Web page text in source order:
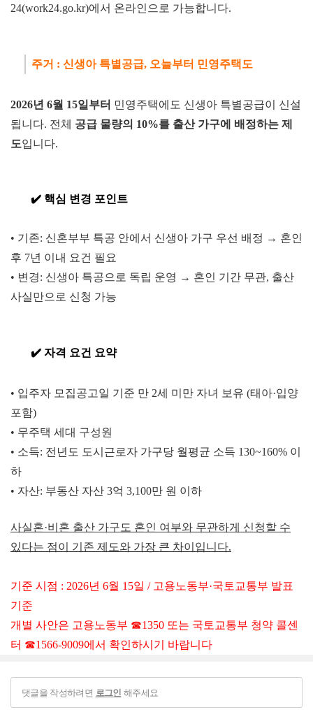
24(work24.go.kr)에서 온라인으로 가능합니다.
주거 : 신생아 특별공급, 오늘부터 민영주택도
2026년 6월 15일 부터 민영주택에도 신생아 특별공급이 신설
됩니다. 전체 공급 물량의 10%를 출산 가구에 배정하는 제
도입니다.
✔️ 핵심 변경 포인트
• 기존: 신혼부부 특공 안에서 신생아 가구 우선 배정 → 혼인
후 7년 이내 요건 필요
• 변경: 신생아 특공으로 독립 운영 → 혼인 기간 무관, 출산
사실만으로 신청 가능
✔️ 자격 요건 요약
• 입주자 모집공고일 기준 만 2세 미만 자녀 보유 (태아·입양
포함)
• 무주택 세대 구성원
• 소득: 전년도 도시근로자 가구당 월평균 소득 130~160% 이
하
• 자산: 부동산 자산 3억 3,100만 원 이하
사실혼·비혼 출산 가구도 혼인 여부와 무관하게 신청할 수
있다는 점이 기존 제도와 가장 큰 차이입니다.
기준 시점 : 2026년 6월 15일 / 고용노동부·국토교통부 발표
기준
개별 사안은 고용노동부 ☎1350 또는 국토교통부 청약 콜센
터 ☎1566-9009에서 확인하시기 바랍니다
댓글을 작성하려면 로그인 해주세요